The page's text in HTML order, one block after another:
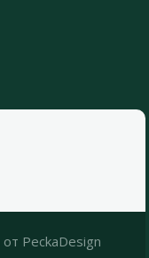
от PeckaDesign